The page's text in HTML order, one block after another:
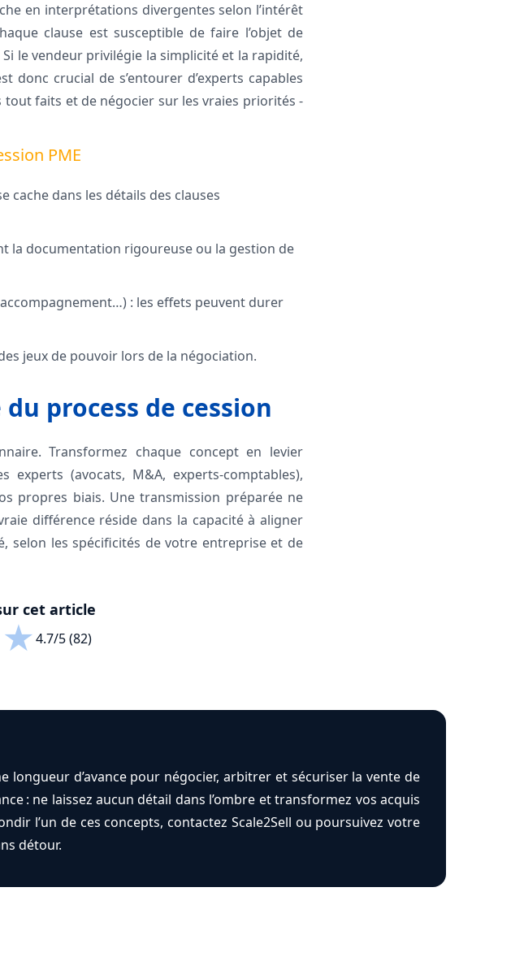
en interprétations divergentes selon l’intérêt
clause est susceptible de faire l’objet de
le vendeur privilégie la simplicité et la rapidité,
donc crucial de s’entourer d’experts capables
tout faits et de négocier sur les vraies priorités -
PME
cache dans les détails des clauses
la documentation rigoureuse ou la gestion de
: les effets peuvent durer
jeux de pouvoir lors de la négociation.
process de cession
Transformez chaque concept en levier
experts (avocats, M&A, experts-comptables),
propres biais. Une transmission préparée ne
différence réside dans la capacité à aligner
selon les spécificités de votre entreprise et de
cet article
★4.7/5 (82)
longueur d’avance pour négocier, arbitrer et sécuriser la vente de
: ne laissez aucun détail dans l’ombre et transformez vos acquis
l’un de ces concepts, contactez Scale2Sell ou poursuivez votre
détour.